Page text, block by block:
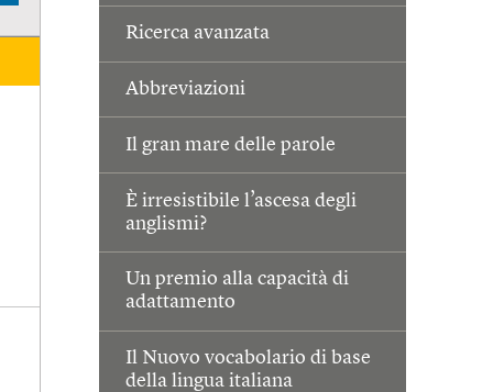
Ricerca avanzata
Abbreviazioni
Il gran mare delle parole
È irresistibile l’ascesa degli
anglismi?
Un premio alla capacità di
adattamento
Il Nuovo vocabolario di base
della lingua italiana